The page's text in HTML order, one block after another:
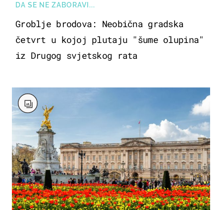
DA SE NE ZABORAVI...
Groblje brodova: Neobična gradska
četvrt u kojoj plutaju "šume olupina"
iz Drugog svjetskog rata